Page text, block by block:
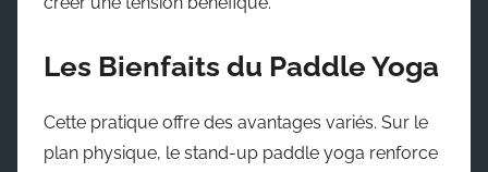
Les Bienfaits du Paddle Yoga
Cette pratique offre des avantages variés. Sur le
plan physique, le stand-up paddle yoga renforce